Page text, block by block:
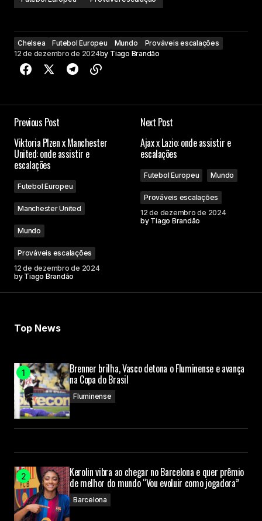
Chelsea Futebol Europeu Mundo
Prováveis escalações
12 de dezembro de 2024by Tiago Brandão
Previous Post
Viktoria Plzen x Manchester
United: onde assistir e
escalações
Futebol Europeu
Manchester United
Mundo
Prováveis escalações
12 de dezembro de 2024
by Tiago Brandão
Next Post
Ajax x Lazio: onde assistir e
escalações
Futebol Europeu Mundo
Prováveis escalações
12 de dezembro de 2024
by Tiago Brandão
Top News
Brenner brilha, Vasco detona o Fluminense e avança
na Copa do Brasil
Fluminense
Kerolin vibra ao chegar no Barcelona e quer prêmio
de melhor do mundo “Vou evoluir como jogadora”
Barcelona